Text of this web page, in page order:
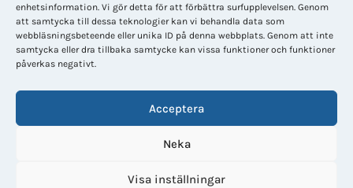
enhetsinformation. Vi gör detta för att förbättra surfupplevelsen. Genom
att samtycka till dessa teknologier kan vi behandla data som
webbläsningsbeteende eller unika ID på denna webbplats. Genom att inte
samtycka eller dra tillbaka samtycke kan vissa funktioner och funktioner
påverkas negativt.
Acceptera
Neka
Visa inställningar
kombinerar trygghet, kontroll och möjlighet att
investera i företagets tillväxt – samtidigt som
vardagen för familjen fortsätter som vanligt.
utan att flytta? Kontakta oss för att få rådgivning om